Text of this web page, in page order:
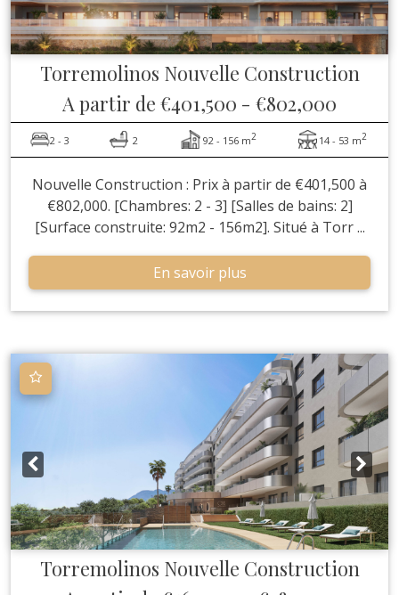
Torremolinos Nouvelle Construction
A partir de €401,500 - €802,000
2 - 3 2 92 - 156 m2 14 - 53 m2
Nouvelle Construction : Prix à partir de €401,500 à
€802,000. [Chambres: 2 - 3] [Salles de bains: 2]
[Surface construite: 92m2 - 156m2]. Situé à Torr ...
En savoir plus
Torremolinos Nouvelle Construction